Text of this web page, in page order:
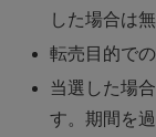
した場合は
転売目的で
当選した場
す。期間を